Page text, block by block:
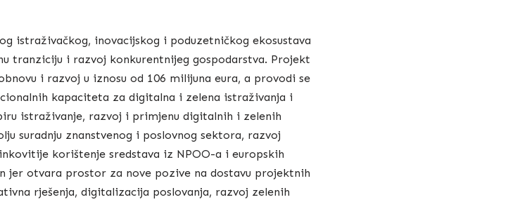
istraživačkog, inovacijskog i poduzetničkog ekosustava
tranziciju i razvoj konkurentnijeg gospodarstva. Projekt
i razvoj u iznosu od 106 milijuna eura, a provodi se
kapaciteta za digitalna i zelena istraživanja i
istraživanje, razvoj i primjenu digitalnih i zelenih
suradnju znanstvenog i poslovnog sektora, razvoj
korištenje sredstava iz NPOO-a i europskih
jer otvara prostor za nove pozive na dostavu projektnih
rješenja, digitalizacija poslovanja, razvoj zelenih